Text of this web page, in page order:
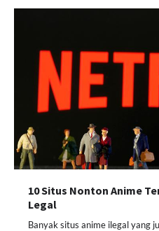
10 Situs Nonton Anime
Legal
Banyak situs anime ilegal yang